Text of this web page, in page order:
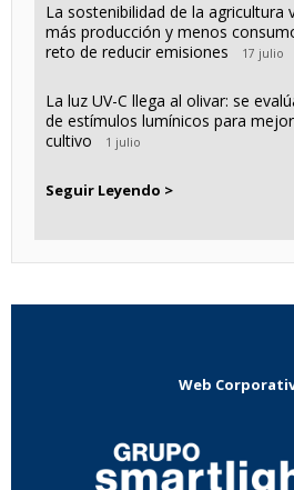
La sostenibilidad de la agricultura
más producción y menos
reto de reducir emisiones
17 julio
La luz UV-C llega al olivar: se
de estímulos lumínicos para
cultivo
1 julio
Seguir Leyendo >
Web